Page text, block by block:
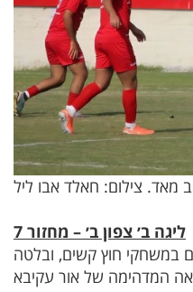
מאד. צילום: חאלד אבו ליל
ליגה ב׳ צפון ב׳ – מחזור 7
במשחקי חוץ קשים, ובלטה